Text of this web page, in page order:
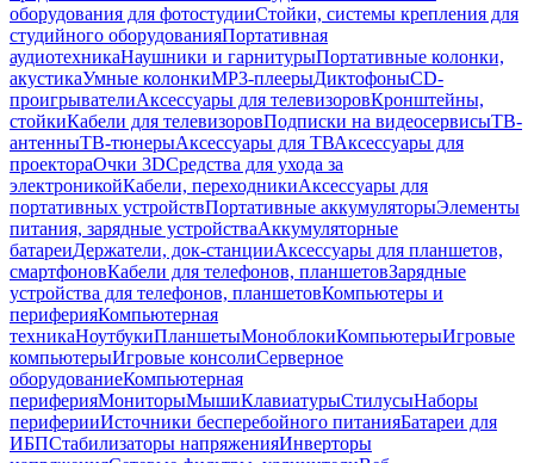
оборудования для фотостудииСтойки, системы крепления для
студийного оборудованияПортативная
аудиотехникаНаушники и гарнитурыПортативные колонки,
акустикаУмные колонкиMP3-плеерыДиктофоныCD-
проигрывателиАксессуары для телевизоровКронштейны,
стойкиКабели для телевизоровПодписки на видеосервисыТВ-
антенныТВ-тюнерыАксессуары для ТВАксессуары для
проектораОчки 3DСредства для ухода за
электроникойКабели, переходникиАксессуары для
портативных устройствПортативные аккумуляторыЭлементы
питания, зарядные устройстваАккумуляторные
батареиДержатели, док-станцииАксессуары для планшетов,
смартфоновКабели для телефонов, планшетовЗарядные
устройства для телефонов, планшетовКомпьютеры и
периферияКомпьютерная
техникаНоутбукиПланшетыМоноблокиКомпьютерыИгровые
компьютерыИгровые консолиСерверное
оборудованиеКомпьютерная
периферияМониторыМышиКлавиатурыСтилусыНаборы
периферииИсточники бесперебойного питанияБатареи для
ИБПСтабилизаторы напряженияИнверторы